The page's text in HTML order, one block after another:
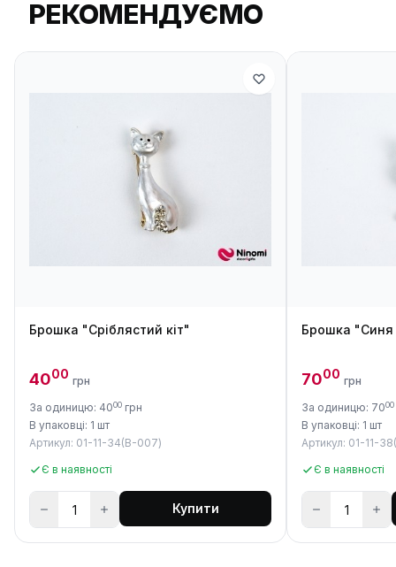
РЕКОМЕНДУЄМО
Брошка "Сріблястий кіт"
4000 грн
За одиницю: 4000 грн
В упаковці: 1 шт
Артикул: 01-11-34(B-007)
Є в наявності
Купити
Брошка "Синя
7000 грн
За одиницю: 7000
В упаковці: 1 шт
Артикул: 01-11-
Є в наявності